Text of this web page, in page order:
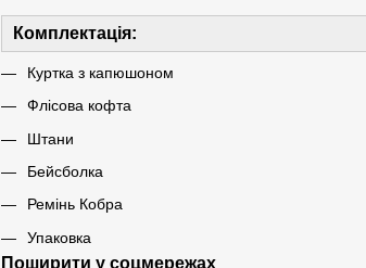
Комплектація:
Куртка з капюшоном
Флісова кофта
Штани
Бейсболка
Ремінь Кобра
Упаковка
Поширити у соцмережах